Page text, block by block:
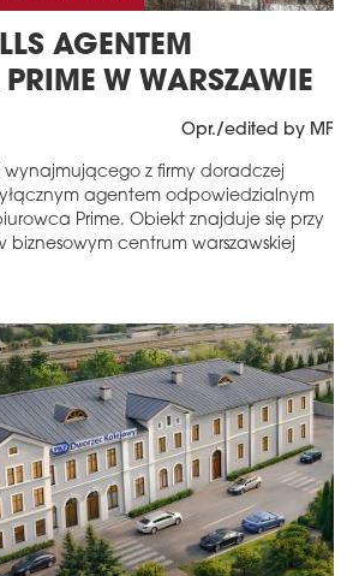
AGENTEM
W WARSZAWIE
Opr./edited by MF
wynajmującego z firmy doradczej
agentem odpowiedzialnym
Prime. Obiekt znajduje się przy
biznesowym centrum warszawskiej